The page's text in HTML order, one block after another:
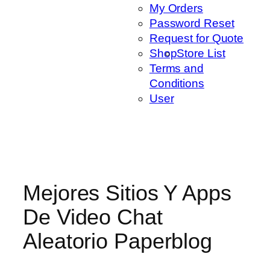
My Orders
Password Reset
Request for Quote
ShopStore List
Terms and
Conditions
User
Mejores Sitios Y Apps
De Video Chat
Aleatorio Paperblog